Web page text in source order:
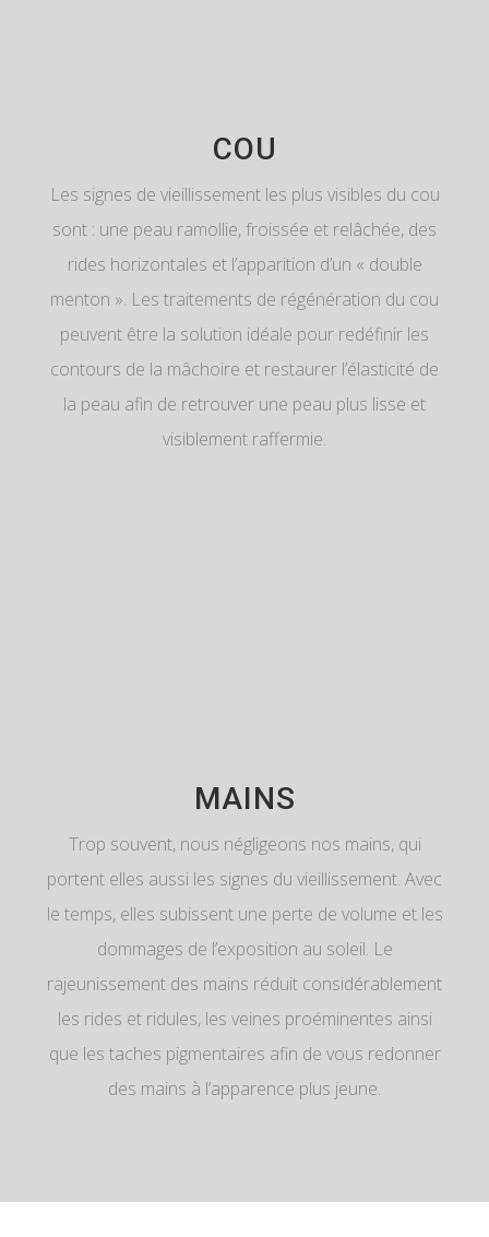
COU
Les signes de vieillissement les plus visibles du cou
sont : une peau ramollie, froissée et relâchée, des
rides horizontales et l’apparition d’un « double
menton ». Les traitements de régénération du cou
peuvent être la solution idéale pour redéfinir les
contours de la mâchoire et restaurer l’élasticité de
la peau afin de retrouver une peau plus lisse et
visiblement raffermie.
MAINS
Trop souvent, nous négligeons nos mains, qui
portent elles aussi les signes du vieillissement. Avec
le temps, elles subissent une perte de volume et les
dommages de l’exposition au soleil. Le
rajeunissement des mains réduit considérablement
les rides et ridules, les veines proéminentes ainsi
que les taches pigmentaires afin de vous redonner
des mains à l’apparence plus jeune.